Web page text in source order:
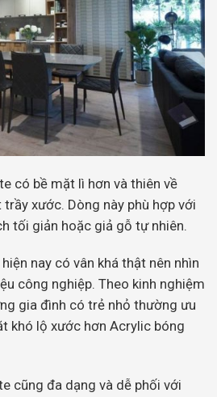
có bề mặt lì hơn và thiên về
xước. Dòng này phù hợp với
tối giản hoặc giả gỗ tự nhiên.
nay có vân khá thật nên nhìn
công nghiệp. Theo kinh nghiệm
gia đình có trẻ nhỏ thường ưu
khó lộ xước hơn Acrylic bóng
cũng đa dạng và dễ phối với